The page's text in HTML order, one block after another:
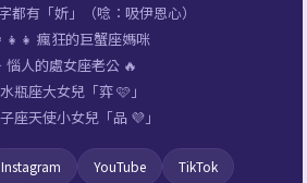
都有「妡」（唸：吸伊恩心）
瘋狂的巨蟹座媽咪
惱人的處女座老公 🔥
瓶座大女兒「弈 🩷」
座天使小女兒「品 💜」
Instagram YouTube
TikTok